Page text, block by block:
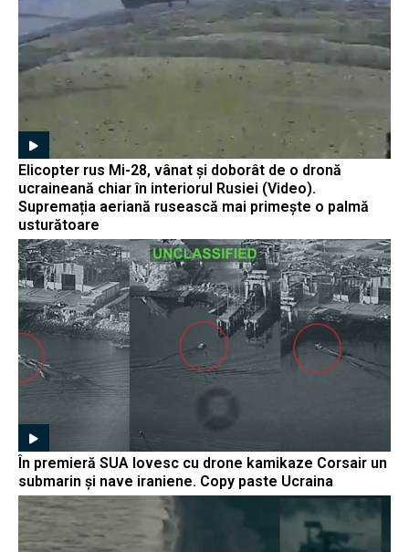
Elicopter rus Mi-28, vânat și doborât de o dronă
ucraineană chiar în interiorul Rusiei (Video).
Supremația aeriană rusească mai primește o palmă
usturătoare
În premieră SUA lovesc cu drone kamikaze Corsair un
submarin și nave iraniene. Copy paste Ucraina